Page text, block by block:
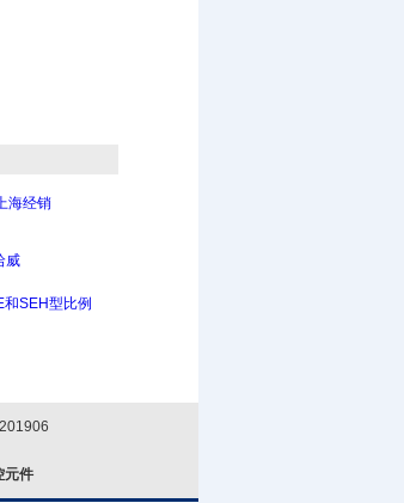
海经销
威
SEH型比例
元件